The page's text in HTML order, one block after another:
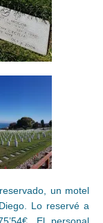
un motel
Lo reservé a